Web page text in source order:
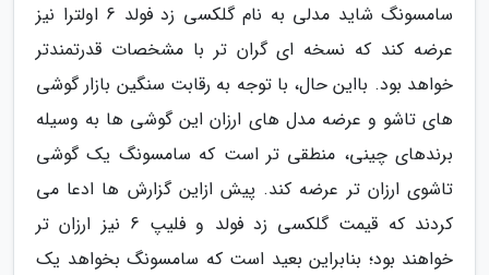
سامسونگ شاید مدلی به نام گلکسی زد فولد 6 اولترا نیز
عرضه کند که نسخه ای گران تر با مشخصات قدرتمندتر
خواهد بود. بااین حال، با توجه به رقابت سنگین بازار گوشی
های تاشو و عرضه مدل های ارزان این گوشی ها به وسیله
برندهای چینی، منطقی تر است که سامسونگ یک گوشی
تاشوی ارزان تر عرضه کند. پیش ازاین گزارش ها ادعا می
کردند که قیمت گلکسی زد فولد و فلیپ 6 نیز ارزان تر
خواهند بود؛ بنابراین بعید است که سامسونگ بخواهد یک